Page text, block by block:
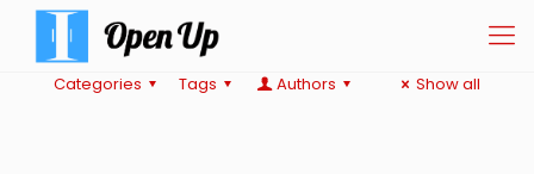
Categories Tags Authors Show all